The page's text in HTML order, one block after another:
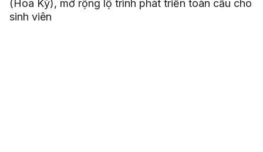
(Hoa Kỳ), mở rộng lộ trình phát triển toàn cầu cho
sinh viên